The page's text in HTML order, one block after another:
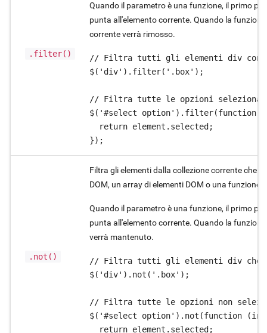
.filter()
Quando il parametro è una funzione, il primo
punta all'elemento corrente. Quando la
corrente verrà rimosso.
// Filtra tutti gli elementi div
$('div').filter('.box');
// Filtra tutte le opzioni
$('#select option').filter(function
  return element.selected;
});
.not()
Filtra gli elementi dalla collezione corrente che
DOM, un array di elementi DOM o una funzione
Quando il parametro è una funzione, il primo
punta all'elemento corrente. Quando la
verrà mantenuto.
// Filtra tutti gli elementi div che
$('div').not('.box');
// Filtra tutte le opzioni non
$('#select option').not(function
  return element.selected;